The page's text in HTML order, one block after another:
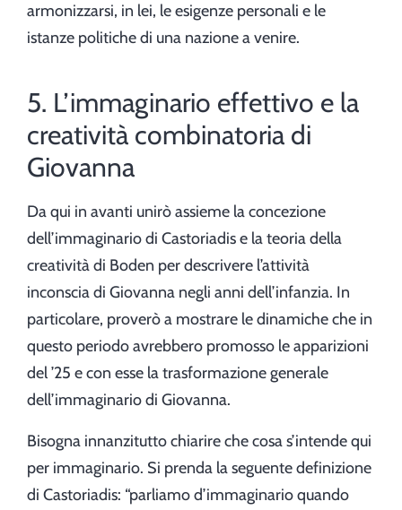
armonizzarsi, in lei, le esigenze personali e le
istanze politiche di una nazione a venire.
5. L’immaginario effettivo e la
creatività combinatoria di
Giovanna
Da qui in avanti unirò assieme la concezione
dell’immaginario di Castoriadis e la teoria della
creatività di Boden per descrivere l’attività
inconscia di Giovanna negli anni dell’infanzia. In
particolare, proverò a mostrare le dinamiche che in
questo periodo avrebbero promosso le apparizioni
del ’25 e con esse la trasformazione generale
dell’immaginario di Giovanna.
Bisogna innanzitutto chiarire che cosa s’intende qui
per immaginario. Si prenda la seguente definizione
di Castoriadis: “parliamo d’immaginario quando